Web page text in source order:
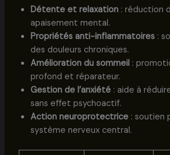
Détente et relaxation: réduction
apaisement mental.
Propriétés anti-inflammatoires:
des douleurs chroniques.
Amélioration du sommeil:
profond et réparateur.
Gestion de l’anxiété: aide à
sans effet psychoactif.
Action neuroprotectrice: soutien
système nerveux central.